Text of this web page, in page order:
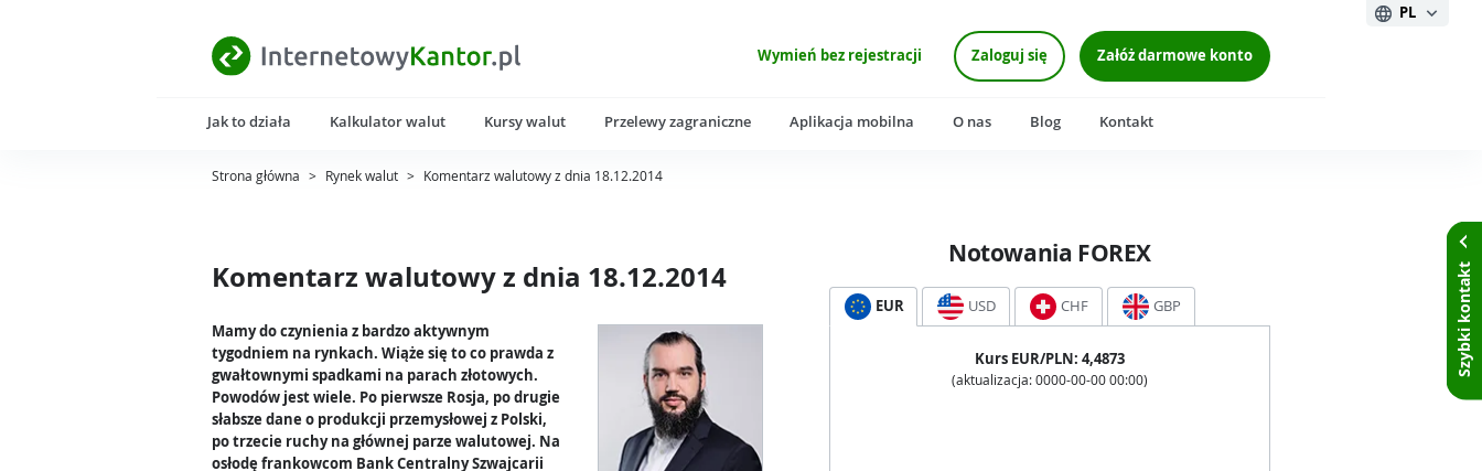
Wymień bez rejestracji Zaloguj się Załóż darmowe konto
PL
Jak to działa Kalkulator walut Kursy walut Przelewy zagraniczne Aplikacja mobilna O nas Blog Kontakt
Strona główna > Rynek walut > Komentarz walutowy z dnia 18.12.2014
Komentarz walutowy z dnia 18.12.2014
Mamy do czynienia z bardzo aktywnym
tygodniem na rynkach. Wiąże się to co prawda z
gwałtownymi spadkami na parach złotowych.
Powodów jest wiele. Po pierwsze Rosja, po drugie
słabsze dane o produkcji przemysłowej z Polski,
po trzecie ruchy na głównej parze walutowej. Na
osłodę frankowcom Bank Centralny Szwajcarii
Notowania FOREX
EUR USD CHF GBP
Kurs EUR/PLN: 4,4873
(aktualizacja: 0000-00-00 00:00)
Szybki kontakt